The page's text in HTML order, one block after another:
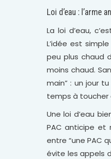
Loi d’eau : l’arme
La loi d’eau,
L’idée est
peu plus chaud
moins chaud.
main” : un jour
temps à toucher
Une loi d’eau
PAC anticipe et
entre “une PAC
évite les appels